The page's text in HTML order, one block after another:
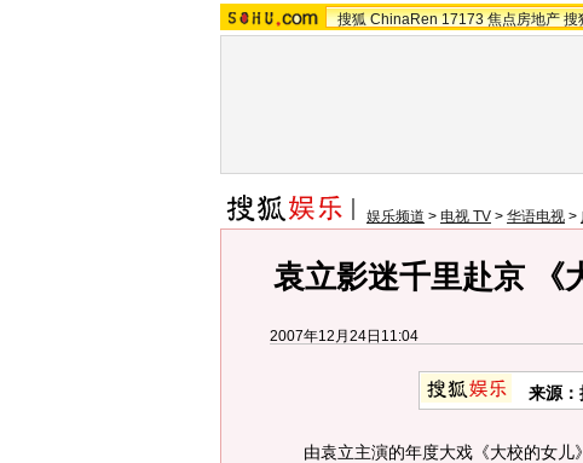
搜狐 ChinaRen 17173 焦点房地产 搜
娱乐频道 > 电视 TV > 华语电视 >
袁立影迷千里赴京 《
2007年12月24日11:04
来源
由袁立主演的年度大戏《大校的女儿